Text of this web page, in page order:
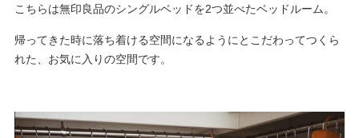
こちらは無印良品のシングルベッドを2つ並べたベッドルーム。
帰ってきた時に落ち着ける空間になるようにとこだわってつくら
れた、お気に入りの空間です。